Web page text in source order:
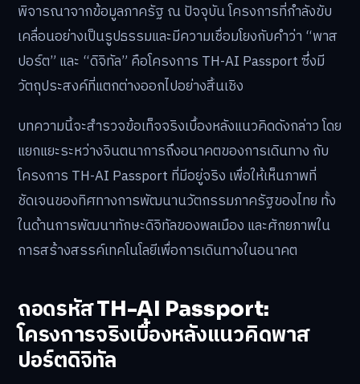
พิจารณาจากข้อมูลภาครัฐ ณ ปัจจุบัน โครงการที่กำลังขับ
เคลื่อนอย่างเป็นรูปธรรมและมีความเชื่อมโยงกับคำว่า “พาส
ปอร์ต” และ “ดิจิทัล” คือโครงการ TH-AI Passport ซึ่งมี
วัตถุประสงค์ที่แตกต่างออกไปอย่างสิ้นเชิง
บทความนี้จะสำรวจข้อเท็จจริงเบื้องหลังแนวคิดดังกล่าว โดย
แยกแยะระหว่างจินตนาการถึงอนาคตของการเดินทาง กับ
โครงการ TH-AI Passport ที่มีอยู่จริง เพื่อให้เห็นภาพที่
ชัดเจนของทิศทางการพัฒนานวัตกรรมภาครัฐของไทย ทั้ง
ในด้านการพัฒนาทักษะดิจิทัลของพลเมือง และศักยภาพใน
การสร้างสรรค์เทคโนโลยีเพื่อการเดินทางในอนาคต
ถอดรหัส TH-AI Passport:
โครงการจริงเบื้องหลังแนวคิดพาส
ปอร์ตดิจิทัล